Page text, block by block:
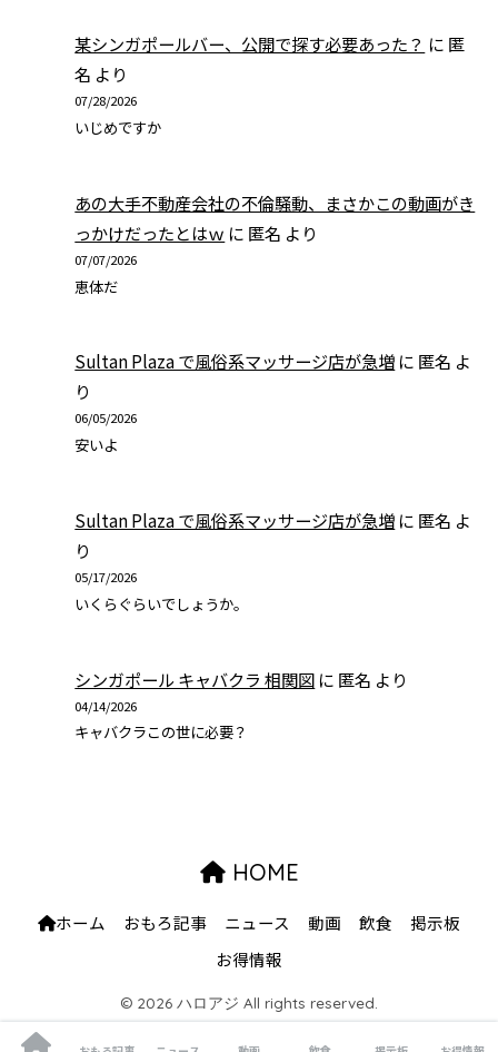
某シンガポールバー、公開で探す必要あった？ に 匿
名 より
07/28/2026
いじめですか
あの大手不動産会社の不倫騒動、まさかこの動画がき
っかけだったとはｗ に 匿名 より
07/07/2026
恵体だ
Sultan Plaza で風俗系マッサージ店が急増 に 匿名 よ
り
06/05/2026
安いよ
Sultan Plaza で風俗系マッサージ店が急増 に 匿名 よ
り
05/17/2026
いくらぐらいでしょうか。
シンガポール キャバクラ 相関図 に 匿名 より
04/14/2026
キャバクラこの世に必要？
HOME
ホーム おもろ記事 ニュース 動画 飲食
掲示板
お得情報
© 2026 ハロアジ All rights reserved.